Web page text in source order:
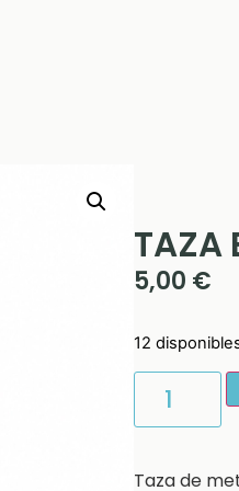
TAZA
5,00 €
12
Taza de